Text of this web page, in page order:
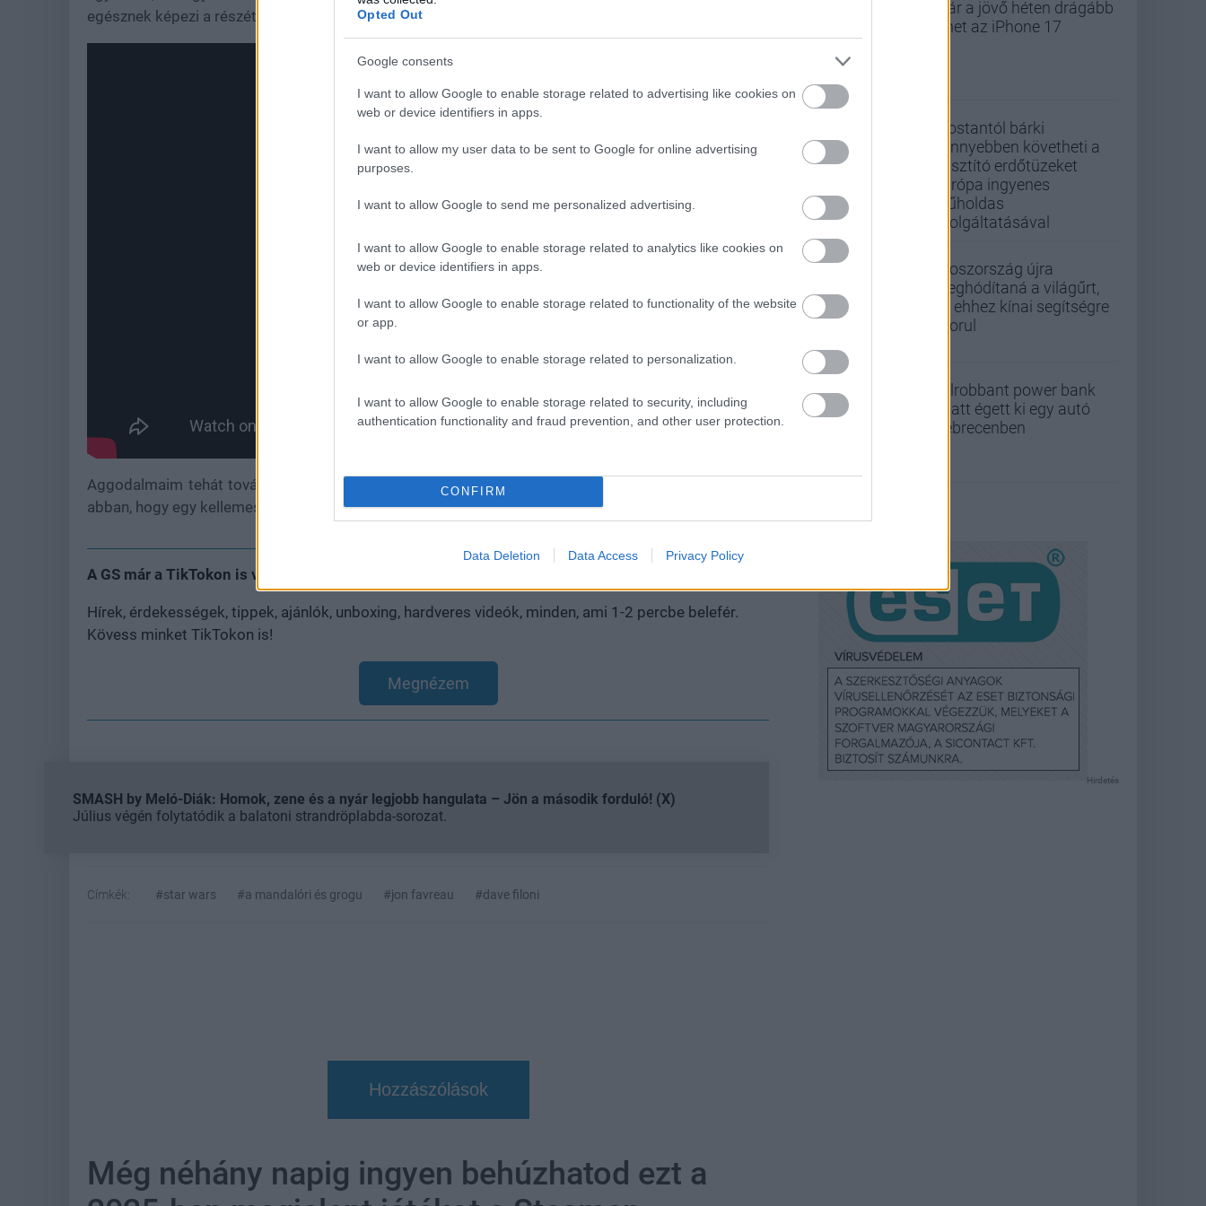
Opted Out
Google consents
I want to allow Google to enable storage related to advertising like cookies on
web or device identifiers in apps.
I want to allow my user data to be sent to Google for online advertising
purposes.
I want to allow Google to send me personalized advertising.
I want to allow Google to enable storage related to analytics like cookies on
web or device identifiers in apps.
I want to allow Google to enable storage related to functionality of the website
or app.
I want to allow Google to enable storage related to personalization.
I want to allow Google to enable storage related to security, including
authentication functionality and fraud prevention, and other user protection.
CONFIRM
Data Deletion Data Access Privacy Policy
egésznek képezi a részét.
Aggodalmaim tehát továbbra is állnak, mi több, talán erősödtek, de valahol a lelkem mélyén bízom
abban, hogy egy kellemes meglepetésben lesz részem a hétfői sajtóvetítésen.
A GS már a TikTokon is vár
Hírek, érdekességek, tippek, ajánlók, unboxing, hardveres videók, minden, ami 1-2 percbe belefér.
Kövess minket TikTokon is!
Megnézem
SMASH by Meló-Diák: Homok, zene és a nyár legjobb hangulata – Jön a második forduló! (X)
Július végén folytatódik a balatoni strandröplabda-sorozat.
Címkék: #star wars #a mandalóri és grogu #jon favreau #dave filoni
Hozzászólások
Még néhány napig ingyen behúzhatod ezt a
Már a jövő héten drágább
lehet az iPhone 17
Mostantól bárki
könnyebben követheti a
pusztító erdőtüzeket
Európa ingyenes
műholdas
szolgáltatásával
Oroszország újra
meghódítaná a világűrt,
de ehhez kínai segítségre
szorul
Felrobbant power bank
miatt égett ki egy autó
Debrecenben
Hirdetés